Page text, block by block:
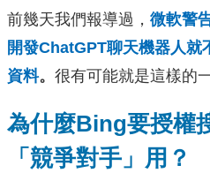
前幾天我們報導過， 微軟警
開發ChatGPT聊天機器人就
資料。 很有可能就是這樣的
為什麼Bing要授權
「競爭對手」用？